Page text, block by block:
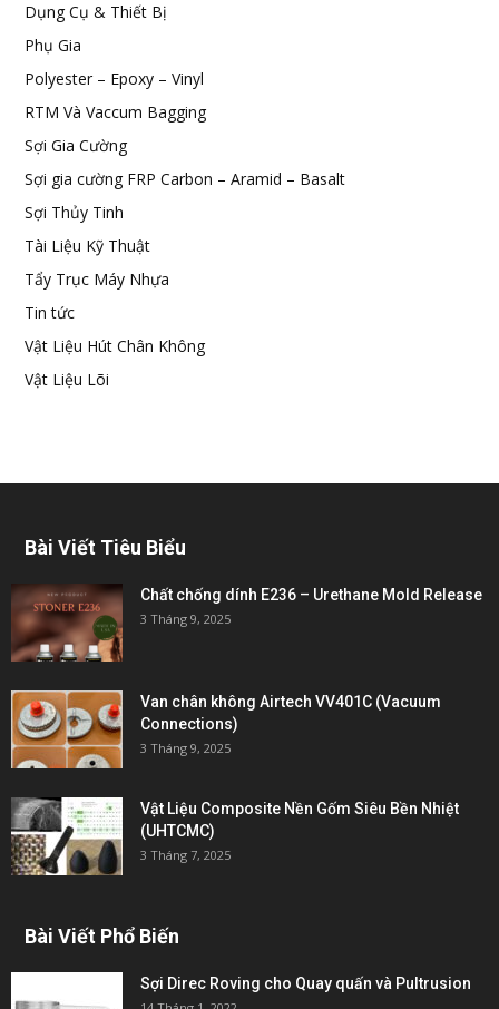
Dụng Cụ & Thiết Bị
Phụ Gia
Polyester – Epoxy – Vinyl
RTM Và Vaccum Bagging
Sợi Gia Cường
Sợi gia cường FRP Carbon – Aramid – Basalt
Sợi Thủy Tinh
Tài Liệu Kỹ Thuật
Tẩy Trục Máy Nhựa
Tin tức
Vật Liệu Hút Chân Không
Vật Liệu Lõi
Bài Viết Tiêu Biểu
Chất chống dính E236 – Urethane Mold Release
3 Tháng 9, 2025
Van chân không Airtech VV401C (Vacuum
Connections)
3 Tháng 9, 2025
Vật Liệu Composite Nền Gốm Siêu Bền Nhiệt
(UHTCMC)
3 Tháng 7, 2025
Bài Viết Phổ Biến
Sợi Direc Roving cho Quay quấn và Pultrusion